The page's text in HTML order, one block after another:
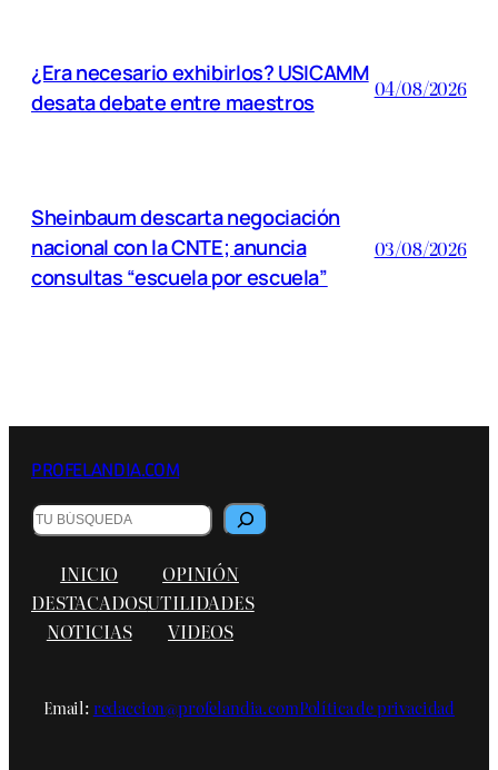
¿Era necesario exhibirlos? USICAMM
desata debate entre maestros
04/08/2026
Sheinbaum descarta negociación
nacional con la CNTE; anuncia
consultas “escuela por escuela”
03/08/2026
PROFELANDIA.COM
B
u
a
r
INICIO
DESTACADOS
NOTICIAS
OPINIÓN
UTILIDADES
VIDEOS
Email:redaccion@profelandia.comPolítica de privacidad